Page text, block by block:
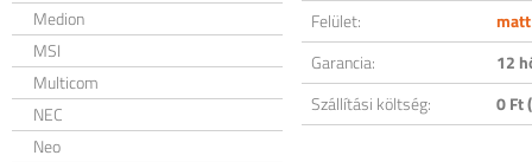
Medion
MSI
Multicom
NEC
Neo
Felület:
matt
Garancia:
12
Szállítási költség:
0 Ft